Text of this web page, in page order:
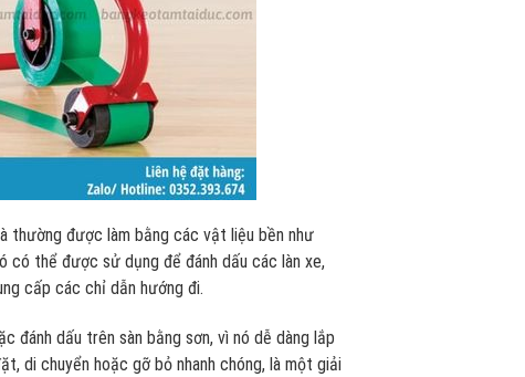
thường được làm bằng các vật liệu bền như
có thể được sử dụng để đánh dấu các làn xe,
cấp các chỉ dẫn hướng đi.
đánh dấu trên sàn bằng sơn, vì nó dễ dàng lắp
di chuyển hoặc gỡ bỏ nhanh chóng, là một giải